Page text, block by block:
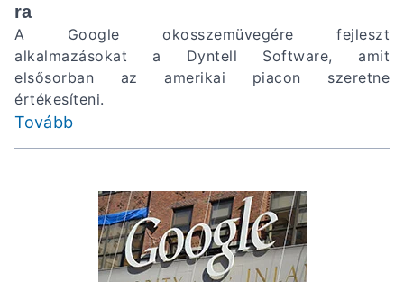
ra
A Google okosszemüvegére fejleszt
alkalmazásokat a Dyntell Software, amit
elsősorban az amerikai piacon szeretne
értékesíteni.
Tovább